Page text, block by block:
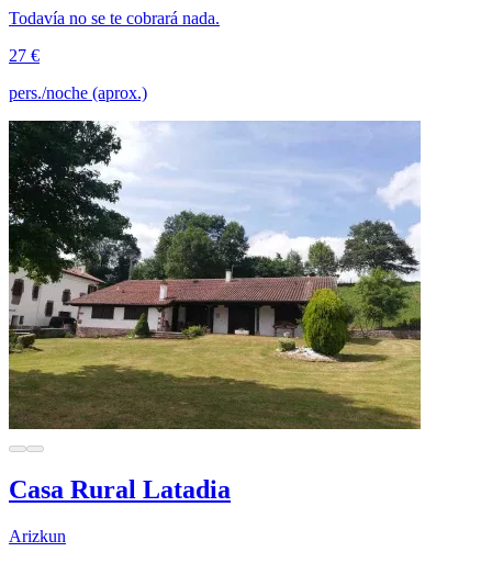
Todavía no se te cobrará nada.
27 €
pers./noche (aprox.)
Casa Rural Latadia
Arizkun